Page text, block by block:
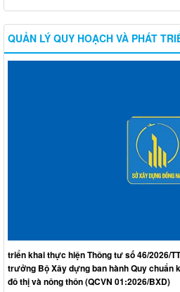
QUẢN LÝ QUY HOẠCH VÀ PHÁT
triển khai thực hiện Thông tư số 46/2026/
trưởng Bộ Xây dựng ban hành Quy chuẩn
đô thị và nông thôn (QCVN 01:2026/BXD)